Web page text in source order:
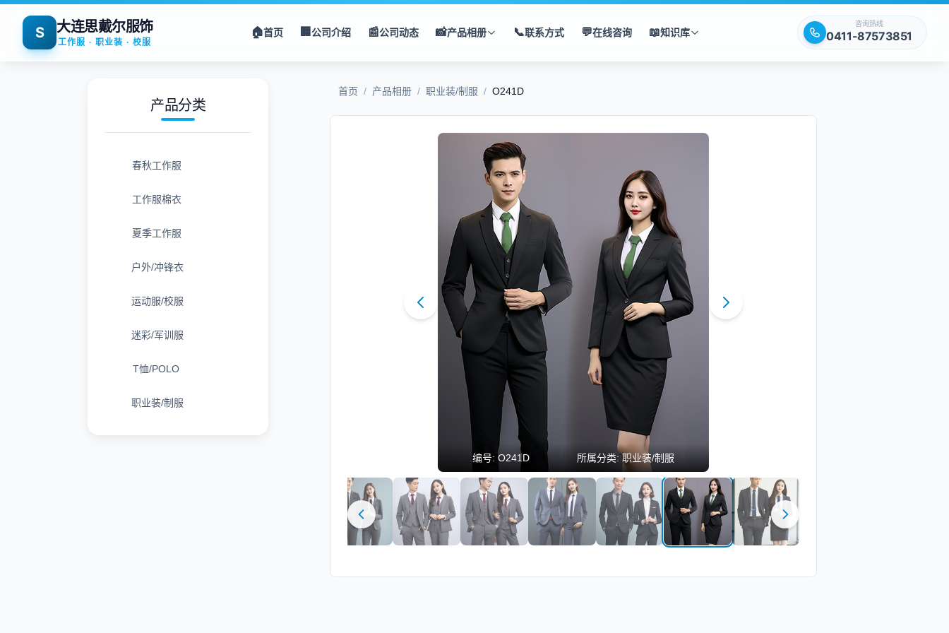
S 大连思戴尔服饰
工作服 · 职业装 · 校服
🏠首页 🏢公司介绍 📰公司动态 📸产品相册 📞联系方式 💬在线咨询 📖知识库
咨询热线
0411-87573851
产品分类
春秋工作服
工作服棉衣
夏季工作服
户外/冲锋衣
运动服/校服
迷彩/军训服
T恤/POLO
职业装/制服
首页 / 产品相册 / 职业装/制服 / O241D
编号:O241D 所属分类:职业装/制服